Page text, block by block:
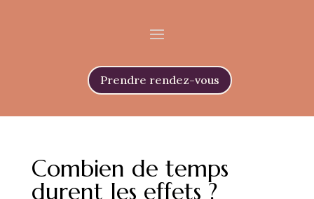
Prendre rendez-vous
Combien de temps
durent les effets ?